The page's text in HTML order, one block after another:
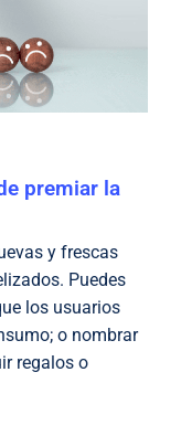
premiar la
y frescas
Puedes
los usuarios
o nombrar
regalos o